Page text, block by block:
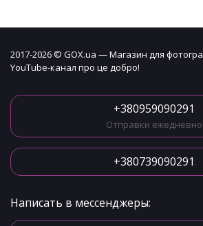
2017-2026 © GOX.ua — Магазин для
YouTube-канал про це добро!
+380959090291
Отправки ежедневно
+380739090291
Написать в мессенджеры: